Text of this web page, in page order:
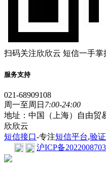
扫码关注欣欣云 短信一手掌
服务支持
021-68909108
周一至周日 7:00-24:00
地址：中国（上海）自由贸
欣欣云
短信接口-专注短信平台,验
沪ICP备